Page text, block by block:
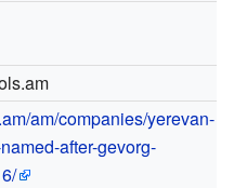
am/companies/yerevan-
after-gevorg-